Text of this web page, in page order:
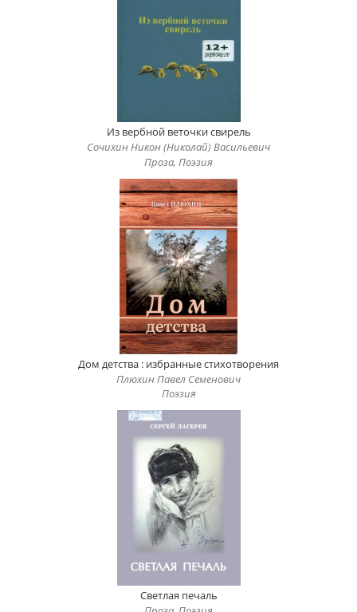
Из вербной веточки свирель
Сочихин Никон (Николай) Васильевич
Проза, Поэзия
Дом детства : избранные стихотворения
Плюхин Павел Семенович
Поэзия
Светлая печаль